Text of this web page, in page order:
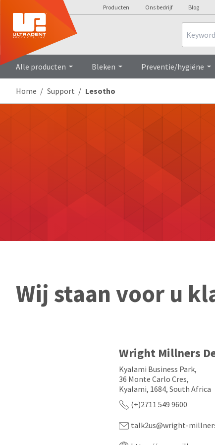
Producten Ons bedrijf Blog
Alle producten Bleken Preventie/hygiëne
Home Support Lesotho
Wij staan voor u
Wright Millners
Kyalami Business Park,
36 Monte Carlo Cres,
Kyalami, 1684, South Africa
(+)2711 549 9600
talk2us@wright-